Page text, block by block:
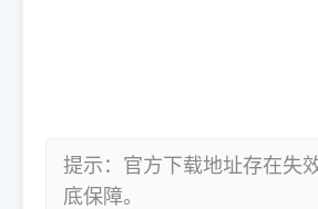
提示：官方下载地址存在失
底保障。